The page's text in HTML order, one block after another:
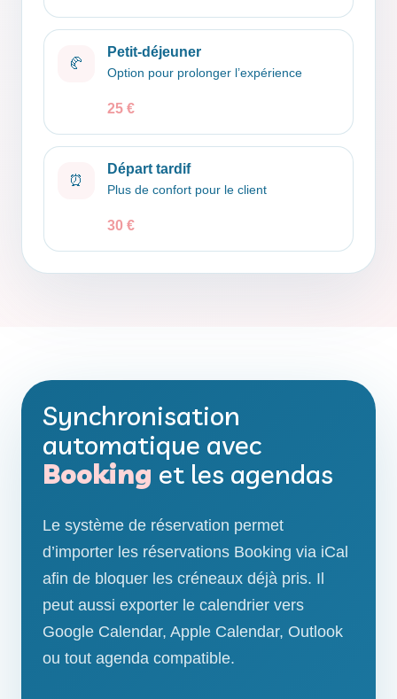
🥐
Petit-déjeuner
Option pour prolonger l’expérience
25 €
⏰
Départ tardif
Plus de confort pour le client
30 €
Synchronisation
automatique avec
Booking et les agendas
Le système de réservation permet
d’importer les réservations Booking via iCal
afin de bloquer les créneaux déjà pris. Il
peut aussi exporter le calendrier vers
Google Calendar, Apple Calendar, Outlook
ou tout agenda compatible.